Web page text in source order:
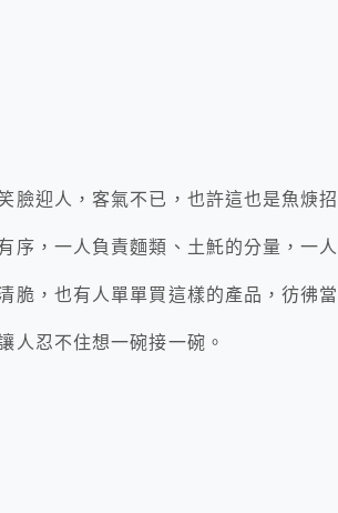
臉迎人，客氣不已，也許這也是魚焿招
序，一人負責麵類、土魠的分量，一
脆，也有人單單買這樣的產品，彷彿
人忍不住想一碗接一碗。